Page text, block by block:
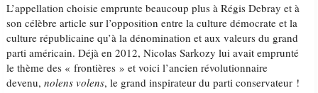
L’appellation choisie emprunte beaucoup plus à Régis Debray et à
son célèbre article sur l’opposition entre la culture démocrate et la
culture républicaine qu’à la dénomination et aux valeurs du grand
parti américain. Déjà en 2012, Nicolas Sarkozy lui avait emprunté
le thème des « frontières » et voici l’ancien révolutionnaire
devenu,nolens volens, le grand inspirateur du parti conservateur !